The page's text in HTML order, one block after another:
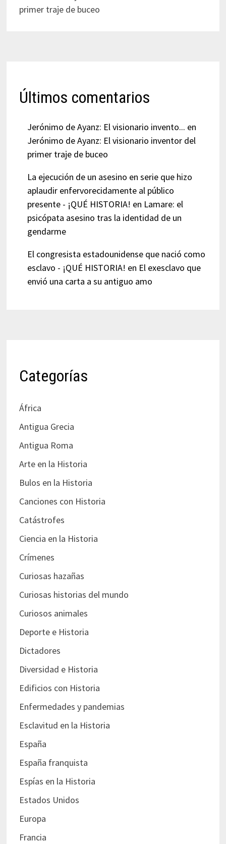
primer traje de buceo
Últimos comentarios
Jerónimo de Ayanz: El visionario invento... en
Jerónimo de Ayanz: El visionario inventor del
primer traje de buceo
La ejecución de un asesino en serie que hizo
aplaudir enfervorecidamente al público
presente - ¡QUÉ HISTORIA! en Lamare: el
psicópata asesino tras la identidad de un
gendarme
El congresista estadounidense que nació como
esclavo - ¡QUÉ HISTORIA! en El exesclavo que
envió una carta a su antiguo amo
Categorías
África
Antigua Grecia
Antigua Roma
Arte en la Historia
Bulos en la Historia
Canciones con Historia
Catástrofes
Ciencia en la Historia
Crímenes
Curiosas hazañas
Curiosas historias del mundo
Curiosos animales
Deporte e Historia
Dictadores
Diversidad e Historia
Edificios con Historia
Enfermedades y pandemias
Esclavitud en la Historia
España
España franquista
Espías en la Historia
Estados Unidos
Europa
Francia